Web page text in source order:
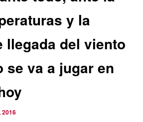
y la
llegada del viento
se va a jugar en
2016